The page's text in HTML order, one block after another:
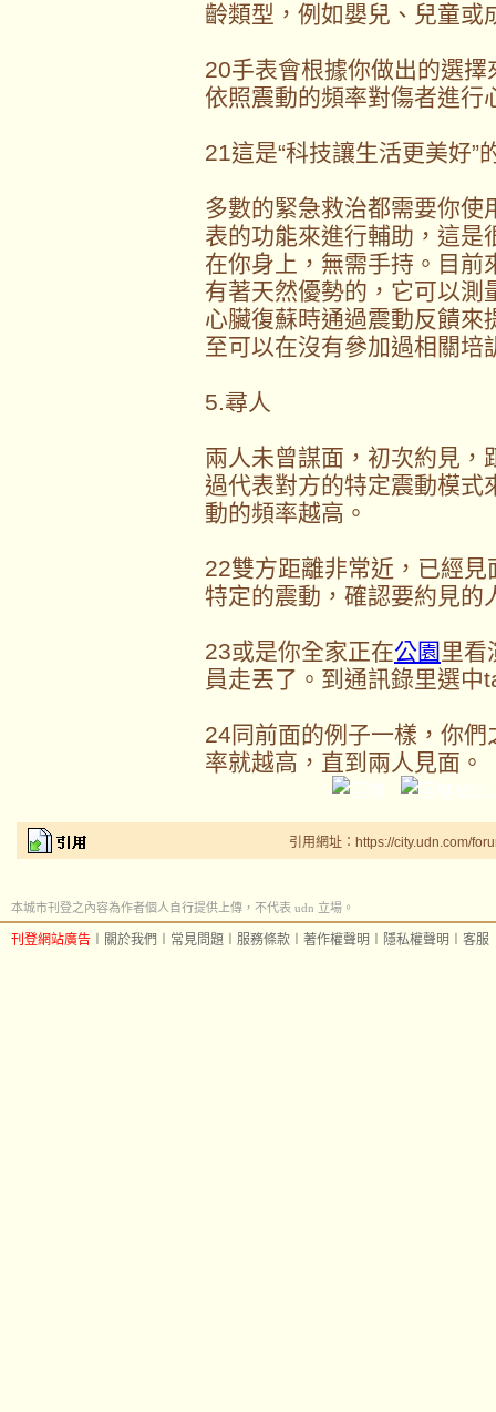
齡類型，例如嬰兒、兒童或
20手表會根據你做出的選
依照震動的頻率對傷者進行
21這是“科技讓生活更美好”
多數的緊急救治都需要你使
表的功能來進行輔助，這是
在你身上，無需手持。目
有著天然優勢的，它可以測
心臟復蘇時通過震動反饋來
至可以在沒有參加過相關培
5.尋人
兩人未曾謀面，初次約見，
過代表對方的特定震動模式
動的頻率越高。
22雙方距離非常近，已經
特定的震動，確認要約見的
23或是你全家正在公園 里看
員走丟了。到通訊錄里選
24同前面的例子一樣，你
率就越高，直到兩人見面。
引用網址：https://city.udn.com/
本城市刊登之內容為作者個人自行提供上傳，不代表 udn 立場。
刊登網站廣告 關於我們 常見問題 服務條款 著作權聲明 隱私權聲明 客服